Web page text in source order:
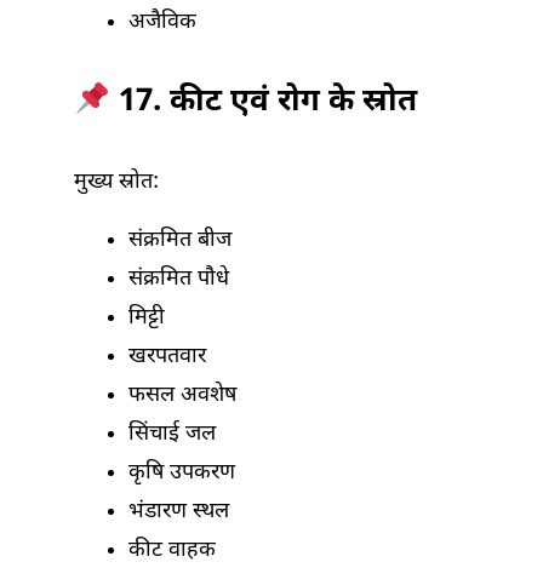
अजैविक
17. कीट एवं रोग के स्रोत
मुख्य स्रोत:
संक्रमित बीज
संक्रमित पौधे
मिट्टी
खरपतवार
फसल अवशेष
सिंचाई जल
कृषि उपकरण
भंडारण स्थल
कीट वाहक